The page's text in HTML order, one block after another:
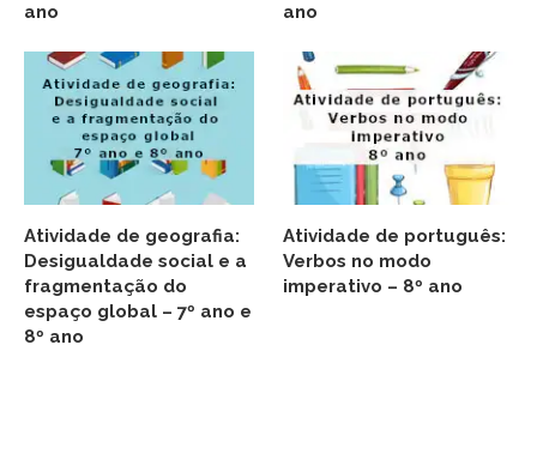
ano
ano
Atividade de geografia:
Desigualdade social e a
fragmentação do
espaço global – 7º ano e
8º ano
Atividade de português:
Verbos no modo
imperativo – 8º ano